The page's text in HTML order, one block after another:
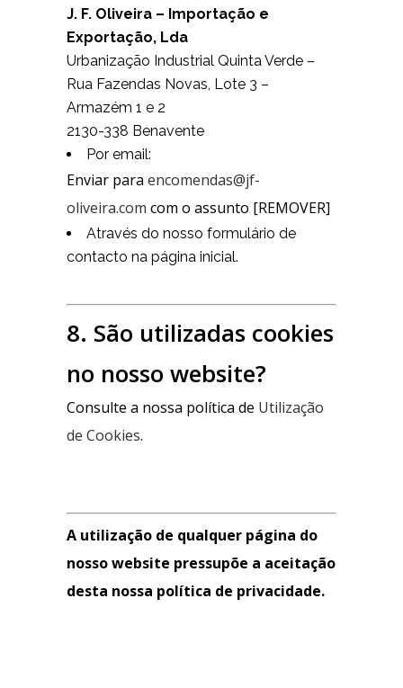
J. F. Oliveira – Importação e
Exportação, Lda
Urbanização Industrial Quinta Verde –
Rua Fazendas Novas, Lote 3 –
Armazém 1 e 2
2130-338 Benavente
Por email:
Enviar para encomendas@jf-
oliveira.com com o assunto [REMOVER]
Através do nosso formulário de
contacto na página inicial.
8. São utilizadas cookies
no nosso website?
Consulte a nossa política de Utilização
de Cookies.
A utilização de qualquer página do
nosso website pressupõe a aceitação
desta nossa política de privacidade.